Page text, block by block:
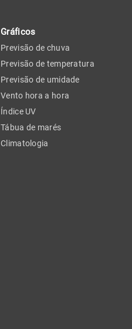
Gráficos
Previsão de chuva
Previsão de temperatura
Previsão de umidade
Vento hora a hora
Índice UV
Tábua de marés
Climatologia